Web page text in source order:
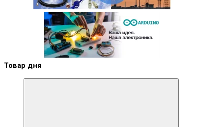
Товар дня